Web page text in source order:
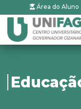
Área do Aluno